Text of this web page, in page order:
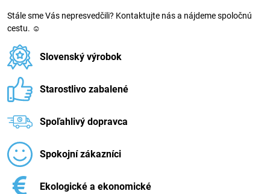
Stále sme Vás nepresvedčili? Kontaktujte nás a nájdeme spoločnú
cestu. ☺
Slovenský výrobok
Starostlivo zabalené
Spoľahlivý dopravca
Spokojní zákazníci
Ekologické a ekonomické